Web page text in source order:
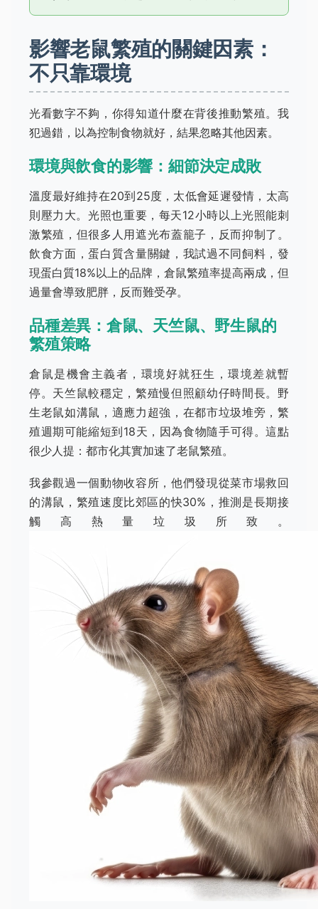
影響老鼠繁殖的關鍵因素：
不只靠環境
光看數字不夠，你得知道什麼在背後推動繁殖。我
犯過錯，以為控制食物就好，結果忽略其他因素。
環境與飲食的影響：細節決定成敗
溫度最好維持在20到25度，太低會延遲發情，太高
則壓力大。光照也重要，每天12小時以上光照能刺
激繁殖，但很多人用遮光布蓋籠子，反而抑制了。
飲食方面，蛋白質含量關鍵，我試過不同飼料，發
現蛋白質18%以上的品牌，倉鼠繁殖率提高兩成，但
過量會導致肥胖，反而難受孕。
品種差異：倉鼠、天竺鼠、野生鼠的
繁殖策略
倉鼠是機會主義者，環境好就狂生，環境差就暫
停。天竺鼠較穩定，繁殖慢但照顧幼仔時間長。野
生老鼠如溝鼠，適應力超強，在都市垃圾堆旁，繁
殖週期可能縮短到18天，因為食物隨手可得。這點
很少人提：都市化其實加速了老鼠繁殖。
我參觀過一個動物收容所，他們發現從菜市場救回
的溝鼠，繁殖速度比郊區的快30%，推測是長期接
觸高熱量垃圾所致。